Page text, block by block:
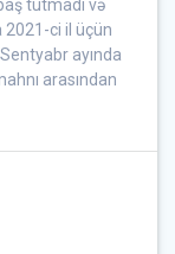
tutmadı və
2021-ci il üçün
ayında
arasından